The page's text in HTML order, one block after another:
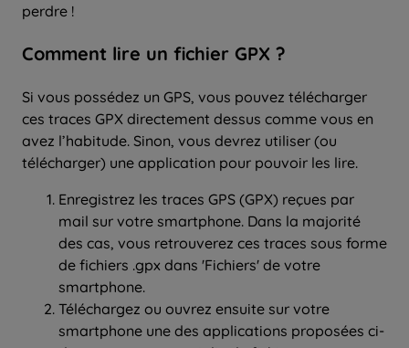
perdre !
Comment lire un fichier GPX ?
Si vous possédez un GPS, vous pouvez télécharger
ces traces GPX directement dessus comme vous en
avez l’habitude. Sinon, vous devrez utiliser (ou
télécharger) une application pour pouvoir les lire.
Enregistrez les traces GPS (GPX) reçues par
mail sur votre smartphone. Dans la majorité
des cas, vous retrouverez ces traces sous forme
de fichiers .gpx dans 'Fichiers' de votre
smartphone.
Téléchargez ou ouvrez ensuite sur votre
smartphone une des applications proposées ci-